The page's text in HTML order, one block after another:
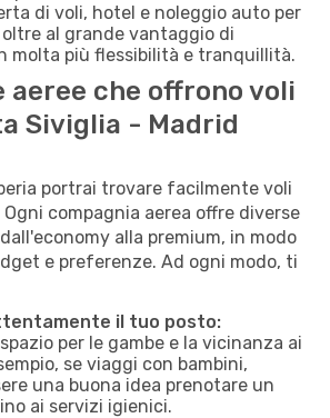
di voli, hotel e noleggio auto per
al grande vantaggio di
molta più flessibilità e tranquillità.
aeree che offrono voli
Siviglia - Madrid
portrai trovare facilmente voli
compagnia aerea offre diverse
alla premium, in modo
e preferenze. Ad ogni modo, ti
il tuo posto:
per le gambe e la vicinanza ai
se viaggi con bambini,
una buona idea prenotare un
ai servizi igienici.